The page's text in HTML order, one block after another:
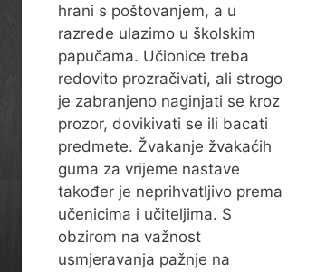
hrani s poštovanjem, a u
razrede ulazimo u školskim
papučama. Učionice treba
redovito prozračivati, ali strogo
je zabranjeno naginjati se kroz
prozor, dovikivati se ili bacati
predmete. Žvakanje žvakaćih
guma za vrijeme nastave
također je neprihvatljivo prema
učenicima i učiteljima. S
obzirom na važnost
usmjeravanja pažnje na